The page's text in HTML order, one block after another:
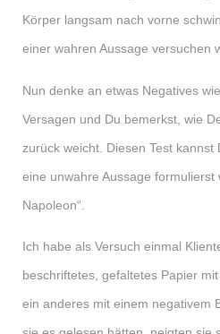
Körper langsam nach vorne
einer wahren Aussage versuchen
Nun denke an etwas Negatives
Versagen und Du bemerkst, wie
zurück weicht. Diesen Test
eine unwahre Aussage formulierst
Napoleon“.
Ich habe als Versuch einmal
beschriftetes, gefaltetes Papier
ein anderes mit einem negativem